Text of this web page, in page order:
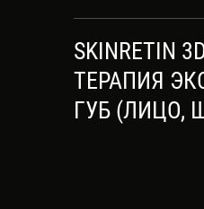
SKINRETIN
ТЕРАПИЯ
ГУБ (ЛИЦО,